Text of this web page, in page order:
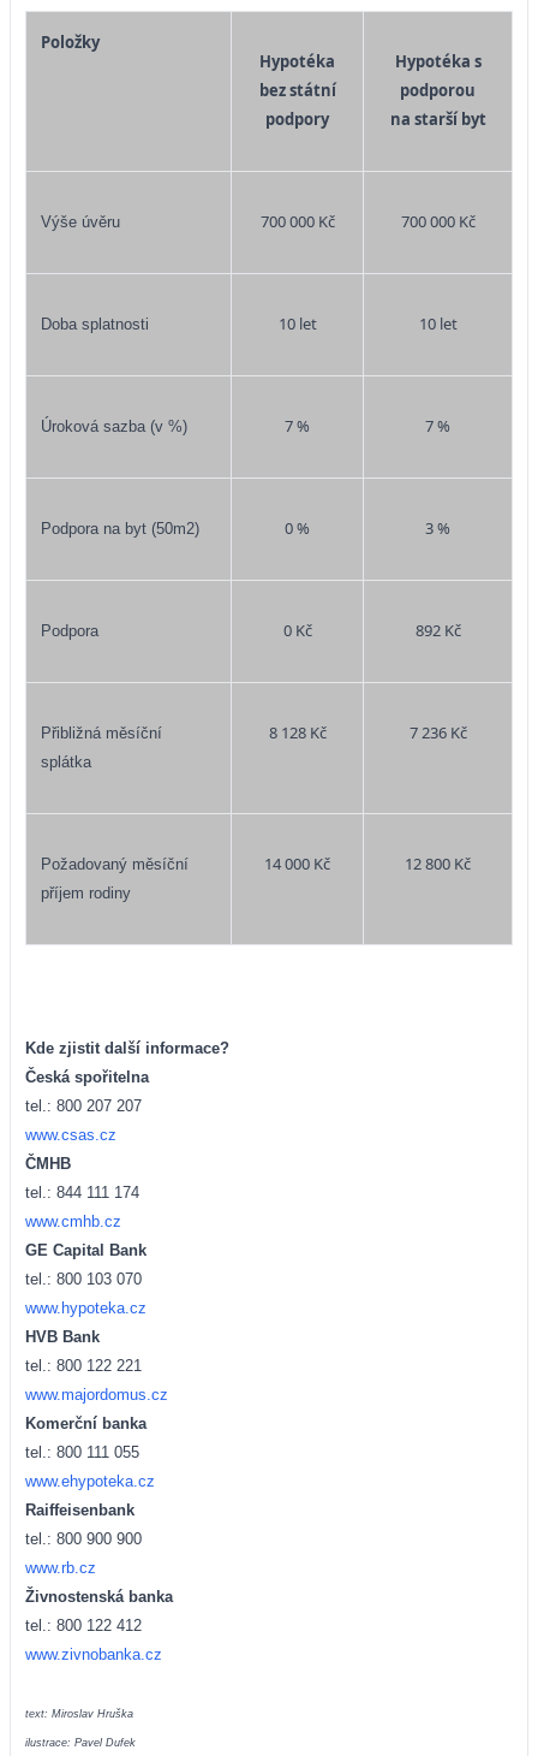
Položky
Hypotéka
bez státní
podpory
Hypotéka s
podporou
na starší byt
Výše úvěru 700 000 Kč 700 000 Kč
Doba splatnosti 10 let 10 let
Úroková sazba (v %) 7 % 7 %
Podpora na byt (50m2) 0 % 3 %
Podpora 0 Kč 892 Kč
Přibližná měsíční
splátka
8 128 Kč 7 236 Kč
Požadovaný měsíční
příjem rodiny
14 000 Kč 12 800 Kč
Kde zjistit další informace?
Česká spořitelna
tel.: 800 207 207
www.csas.cz
ČMHB
tel.: 844 111 174
www.cmhb.cz
GE Capital Bank
tel.: 800 103 070
www.hypoteka.cz
HVB Bank
tel.: 800 122 221
www.majordomus.cz
Komerční banka
tel.: 800 111 055
www.ehypoteka.cz
Raiffeisenbank
tel.: 800 900 900
www.rb.cz
Živnostenská banka
tel.: 800 122 412
www.zivnobanka.cz
text: Miroslav Hruška
ilustrace: Pavel Dufek